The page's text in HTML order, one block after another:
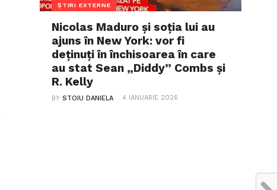
ȘTIRI EXTERNE
Nicolas Maduro și soția lui au
ajuns în New York: vor fi
deținuți în închisoarea în care
au stat Sean „Diddy” Combs și
R. Kelly
BYSTOIU DANIELA 4 IANUARIE 2026